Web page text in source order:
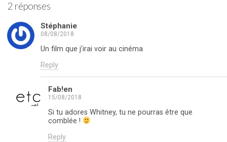
2 réponses
Stéphanie
08/08/2018
Un film que j’irai voir au cinéma
Reply
Fab!en
15/08/2018
Si tu adores Whitney, tu ne pourras être que
comblée !
Reply